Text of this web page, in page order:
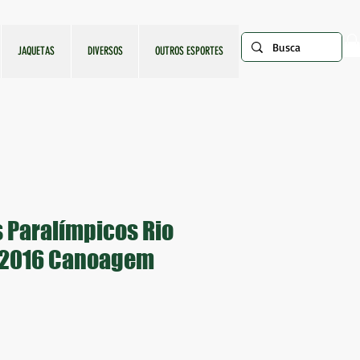
JAQUETAS DIVERSOS OUTROS ESPORTES
Paralímpicos Rio
Canoagem